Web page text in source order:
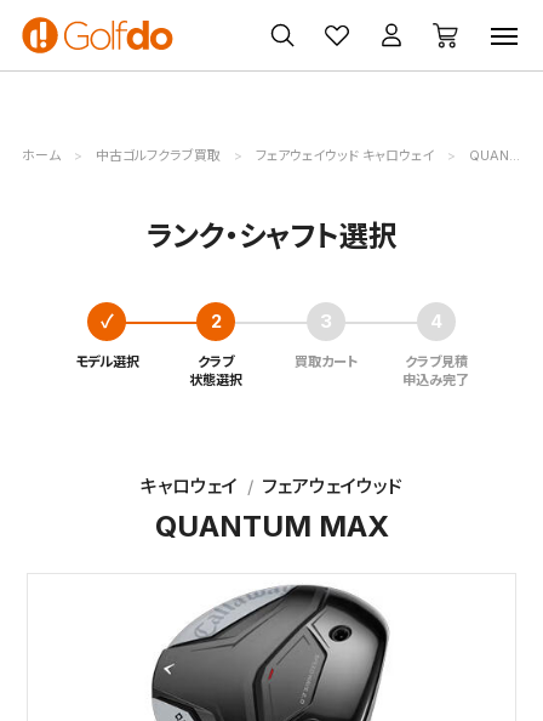
ゴルフ
クラブ
ゴルフ用品
買取
無料査定
クーポン
一覧
ホーム 中古ゴルフクラブ買取 フェアウェイウッド キャロウェイ QUANTUM MAX
ランク・シャフト選択
モデル選択
クラブ
状態選択
買取カート
クラブ見積
申込み完了
キャロウェイ フェアウェイウッド
QUANTUM MAX